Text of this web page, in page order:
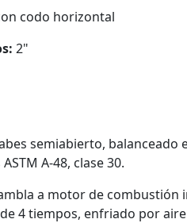
codo horizontal
2"
semiabierto, balanceado
A-48, clase 30.
a motor de combustión
4 tiempos, enfriado por